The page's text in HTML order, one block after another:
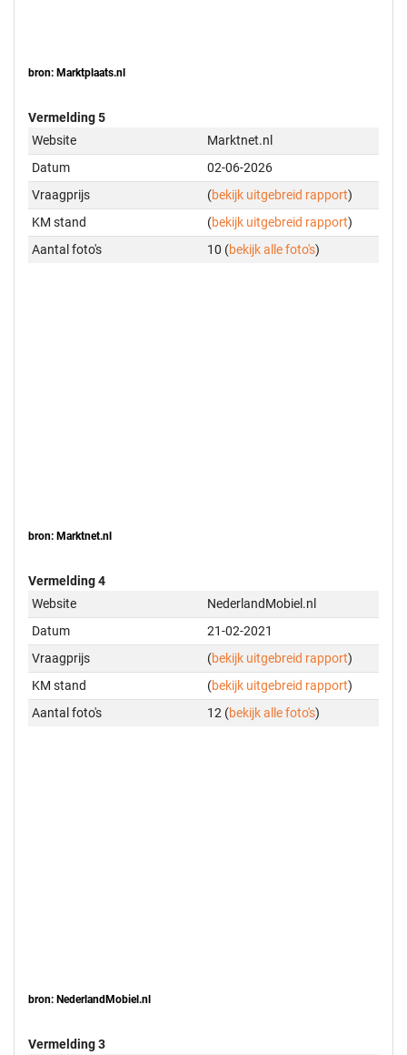
bron: Marktplaats.nl
Vermelding 5
Website
Marktnet.nl
Datum
02-06-2026
Vraagprijs
(bekijk uitgebreid rapport)
KM stand
(bekijk uitgebreid rapport)
Aantal foto's
10 (bekijk alle foto's)
bron: Marktnet.nl
Vermelding 4
Website
NederlandMobiel.nl
Datum
21-02-2021
Vraagprijs
(bekijk uitgebreid rapport)
KM stand
(bekijk uitgebreid rapport)
Aantal foto's
12 (bekijk alle foto's)
bron: NederlandMobiel.nl
Vermelding 3